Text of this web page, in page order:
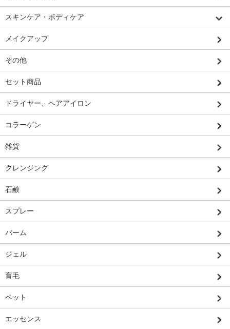
スキンケア・ボディケア
メイクアップ
その他
セット商品
ドライヤー、ヘアアイロン
コラーゲン
雑貨
クレンジング
石鹸
スプレー
バーム
ジェル
育毛
ペット
エッセンス